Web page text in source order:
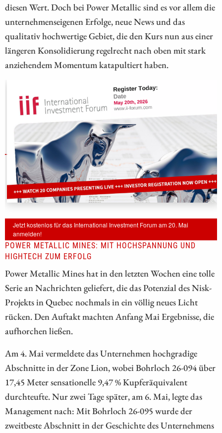
diesen Wert. Doch bei Power Metallic sind es vor allem die
unternehmenseigenen Erfolge, neue News und das
qualitativ hochwertige Gebiet, die den Kurs nun aus einer
längeren Konsolidierung regelrecht nach oben mit stark
anziehendem Momentum katapultiert haben.
Jetzt kostenlos für das International Investment Forum am 20. Mai
anmelden!
POWER METALLIC MINES: MIT HOCHSPANNUNG UND
HIGHTECH ZUM ERFOLG
Power Metallic Mines hat in den letzten Wochen eine tolle
Serie an Nachrichten geliefert, die das Potenzial des Nisk-
Projekts in Quebec nochmals in ein völlig neues Licht
rücken. Den Auftakt machten Anfang Mai Ergebnisse, die
aufhorchen ließen.
Am 4. Mai vermeldete das Unternehmen hochgradige
Abschnitte in der Zone Lion, wobei Bohrloch 26-094 über
17,45 Meter sensationelle 9,47 % Kupferäquivalent
durchteufte. Nur zwei Tage später, am 6. Mai, legte das
Management nach: Mit Bohrloch 26-095 wurde der
zweitbeste Abschnitt in der Geschichte des Unternehmens